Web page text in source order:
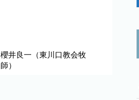
櫻井良一（東川口教会牧
師）